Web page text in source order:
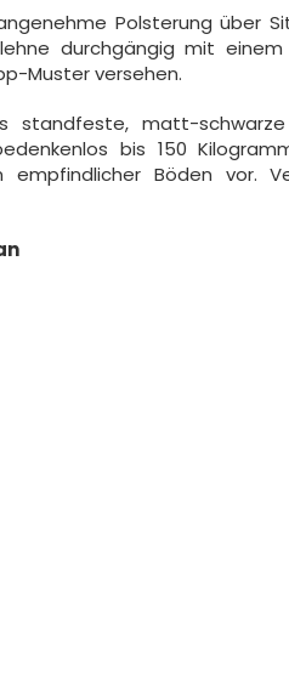
Polsterung über
durchgängig mit
Muster versehen.
standfeste, matt-
bis 150
Böden vor.